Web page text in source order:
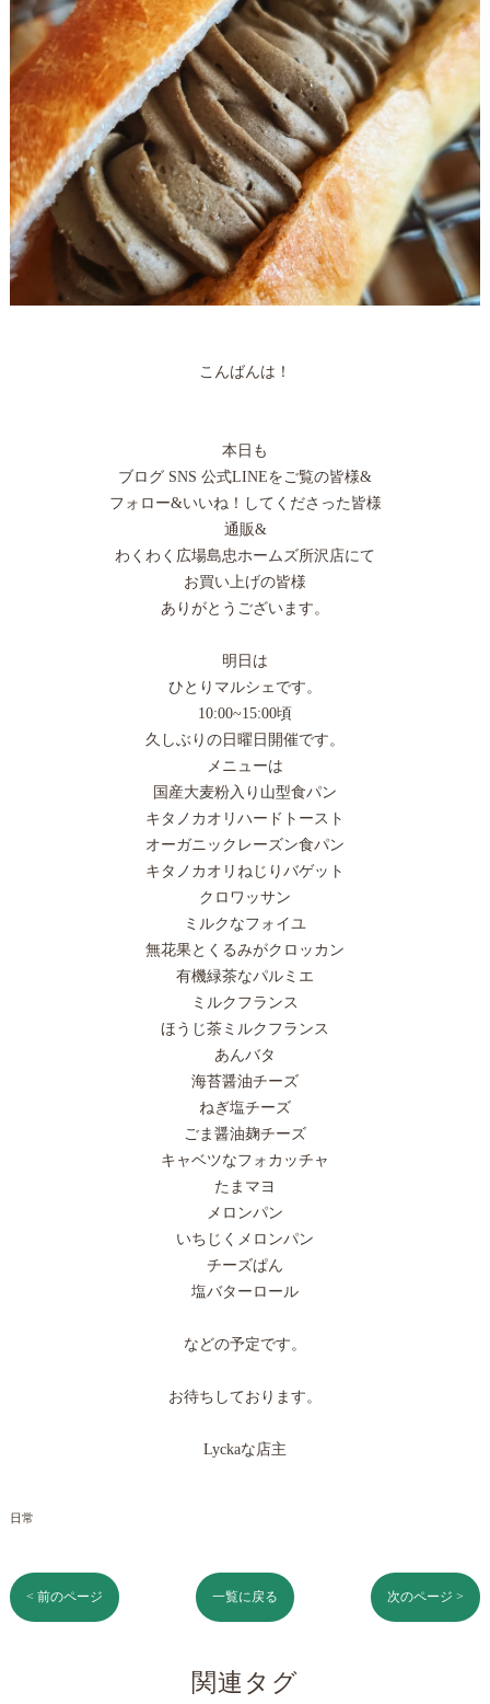
こんばんは！
本日も
ブログ SNS 公式LINEをご覧の皆様&
フォロー&いいね！してくださった皆様
通販&
わくわく広場島忠ホームズ所沢店にて
お買い上げの皆様
ありがとうございます。
明日は
ひとりマルシェです。
10:00~15:00頃
久しぶりの日曜日開催です。
メニューは
国産大麦粉入り山型食パン
キタノカオリハードトースト
オーガニックレーズン食パン
キタノカオリねじりバゲット
クロワッサン
ミルクなフォイユ
無花果とくるみがクロッカン
有機緑茶なパルミエ
ミルクフランス
ほうじ茶ミルクフランス
あんバタ
海苔醤油チーズ
ねぎ塩チーズ
ごま醤油麹チーズ
キャベツなフォカッチャ
たまマヨ
メロンパン
いちじくメロンパン
チーズぱん
塩バターロール
などの予定です。
お待ちしております。
Lyckaな店主
日常
< 前のページ 一覧に戻る 次のページ >
関連タグ